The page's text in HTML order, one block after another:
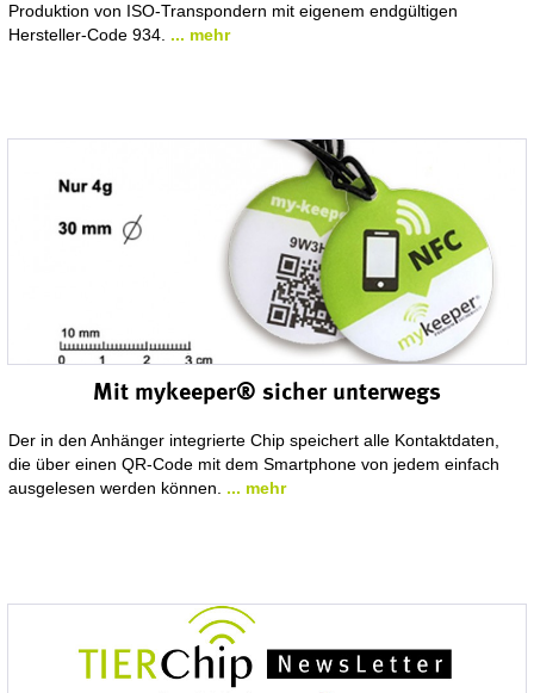
Produktion von ISO-Transpondern mit eigenem endgültigen
Hersteller-Code 934. ... mehr
Mit mykeeper® sicher unterwegs
Der in den Anhänger integrierte Chip speichert alle Kontaktdaten,
die über einen QR-Code mit dem Smartphone von jedem einfach
ausgelesen werden können. ... mehr